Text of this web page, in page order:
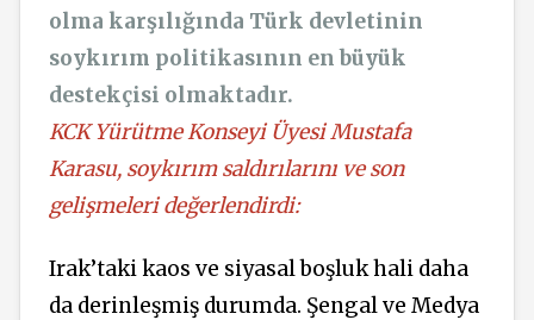
olma karşılığında Türk devletinin
soykırım politikasının en büyük
destekçisi olmaktadır.
KCK Yürütme Konseyi Üyesi Mustafa
Karasu, soykırım saldırılarını ve son
gelişmeleri değerlendirdi:
Irak’taki kaos ve siyasal boşluk hali daha
da derinleşmiş durumda. Şengal ve Medya